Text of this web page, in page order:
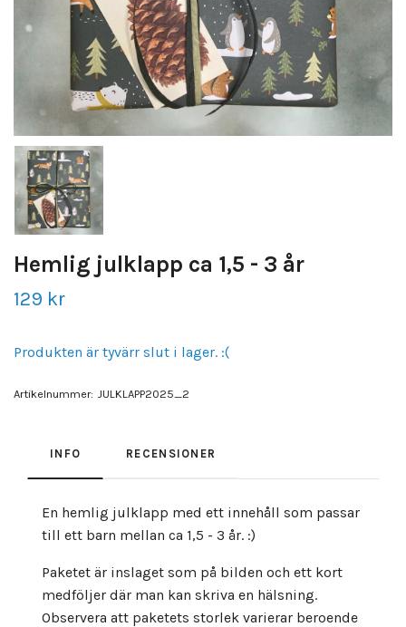
Hemlig julklapp ca 1,5 - 3 år
129 kr
Produkten är tyvärr slut i lager. :(
Artikelnummer: JULKLAPP2025_2
INFO RECENSIONER
En hemlig julklapp med ett innehåll som passar
till ett barn mellan ca 1,5 - 3 år. :)
Paketet är inslaget som på bilden och ett kort
medföljer där man kan skriva en hälsning.
Observera att paketets storlek varierar beroende